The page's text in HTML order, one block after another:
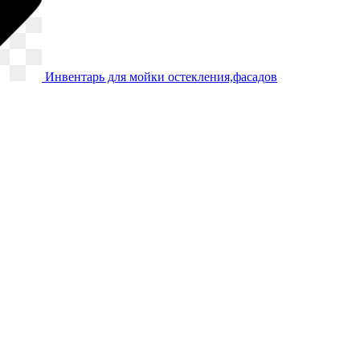
Инвентарь для мойки остекления,фасадов